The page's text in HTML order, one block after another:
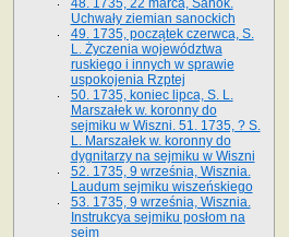
48. 1735, 22 marca, Sanok.
Uchwały ziemian sanockich
49. 1735, początek czerwca, S.
L. Życzenia województwa
ruskiego i innych w sprawie
uspokojenia Rzptej
50. 1735, koniec lipca, S. L.
Marszałek w. koronny do
sejmiku w Wiszni. 51. 1735, ? S.
L. Marszałek w. koronny do
dygnitarzy na sejmiku w Wiszni
52. 1735, 9 września, Wisznia.
Laudum sejmiku wiszeńskiego
53. 1735, 9 września, Wisznia.
Instrukcya sejmiku posłom na
sejm